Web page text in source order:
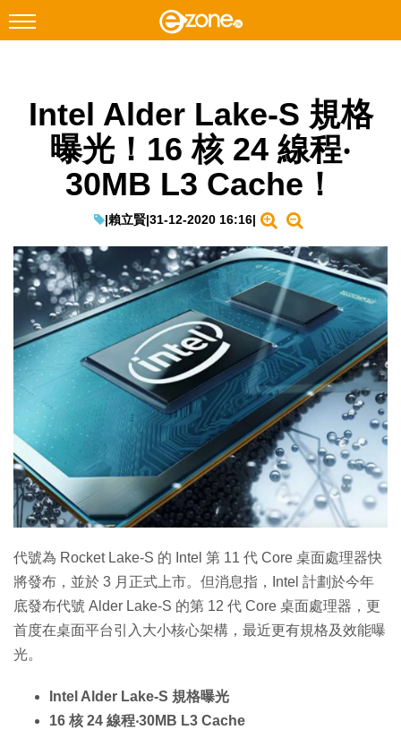
Facebook Instagram
科技焦點
教學評測
EduTech
IT Times
生成式AI與雲端應用
Enterprise Digital Transformation
特集
Intel Alder Lake-S 規格
曝光！16 核 24 線程‧
30MB L3 Cache！
|賴立賢|31-12-2020 16:16|
代號為 Rocket Lake-S 的 Intel 第 11 代 Core 桌面處理器快
將發布，並於 3 月正式上市。但消息指，Intel 計劃於今年
底發布代號 Alder Lake-S 的第 12 代 Core 桌面處理器，更
首度在桌面平台引入大小核心架構，最近更有規格及效能曝
光。
Intel Alder Lake-S 規格曝光
16 核 24 線程‧30MB L3 Cache